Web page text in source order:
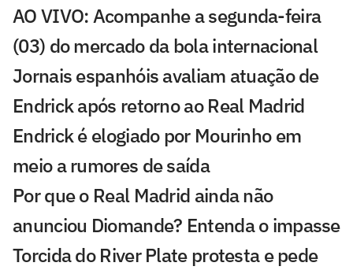
AO VIVO: Acompanhe a segunda-feira
(03) do mercado da bola internacional
Jornais espanhóis avaliam atuação de
Endrick após retorno ao Real Madrid
Endrick é elogiado por Mourinho em
meio a rumores de saída
Por que o Real Madrid ainda não
anunciou Diomande? Entenda o impasse
Torcida do River Plate protesta e pede